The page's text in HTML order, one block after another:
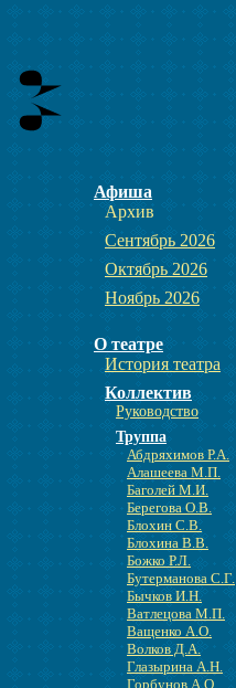
Афиша
Архив
Сентябрь 2026
Октябрь 2026
Ноябрь 2026
О театре
История театра
Коллектив
Руководство
Труппа
Абдряхимов Р.А.
Алашеева М.П.
Баголей М.И.
Берегова О.В.
Блохин С.В.
Блохина В.В.
Божко Р.Л.
Бутерманова С.Г.
Бычков И.Н.
Ватлецова М.П.
Ващенко А.О.
Волков Д.А.
Глазырина А.Н.
Горбунов А.О.